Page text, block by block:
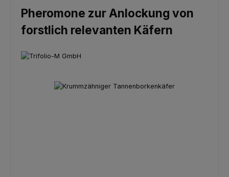
Pheromone zur Anlockung von
forstlich relevanten Käfern
Bildergalerie überspringen